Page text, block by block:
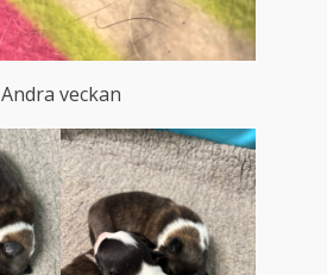
Andra veckan